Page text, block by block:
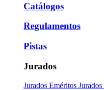
Catálogos
Regulamentos
Pistas
Jurados
Jurados Eméritos